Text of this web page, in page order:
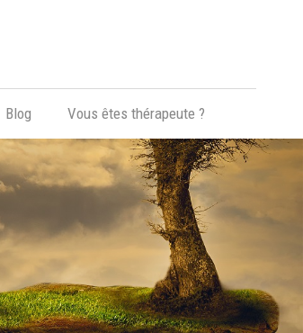
Blog Vous êtes thérapeute ?